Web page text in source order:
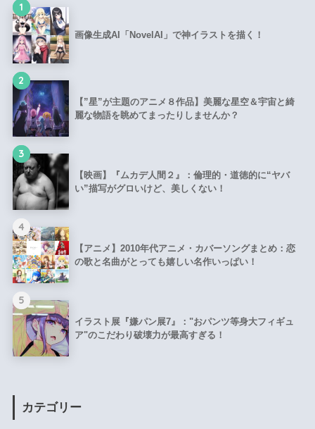
1
画像生成AI「NovelAI」で神イラストを描く！
2
【”星”が主題のアニメ８作品】美麗な星空＆宇宙と綺
麗な物語を眺めてまったりしませんか？
3
【映画】『ムカデ人間２』：倫理的・道徳的に“ヤバ
い”描写がグロいけど、美しくない！
4
【アニメ】2010年代アニメ・カバーソングまとめ：恋
の歌と名曲がとっても嬉しい名作いっぱい！
5
イラスト展『嫌パン展7』："おパンツ等身大フィギュ
ア"のこだわり破壊力が最高すぎる！
カテゴリー